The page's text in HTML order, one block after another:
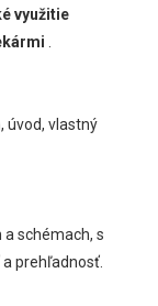
využitie
úvod, vlastný
schémach, s
prehľadnosť.